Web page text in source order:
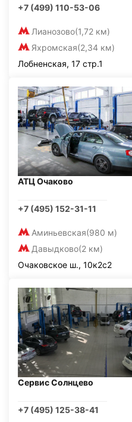
+7 (499) 110-53-06
Лианозово(1,72 км)
Яхромская(2,34 км)
Лобненская, 17 стр.1
АТЦ Очаково
+7 (495) 152-31-11
Аминьевская(980 м)
Давыдково(2 км)
Очаковское ш., 10к2с2
Сервис Солнцево
+7 (495) 125-38-41